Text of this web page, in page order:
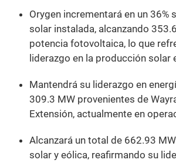
Orygen incrementará en un 36%
solar instalada, alcanzando
potencia fotovoltaica, lo que
liderazgo en la producción solar
Mantendrá su liderazgo en
309.3 MW provenientes de
Extensión, actualmente en
Alcanzará un total de 662.93
solar y eólica, reafirmando su